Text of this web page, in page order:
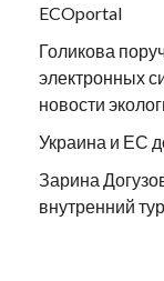
ECOportal
Голикова
электронных
новости
Украина и ЕС
Зарина
внутренний